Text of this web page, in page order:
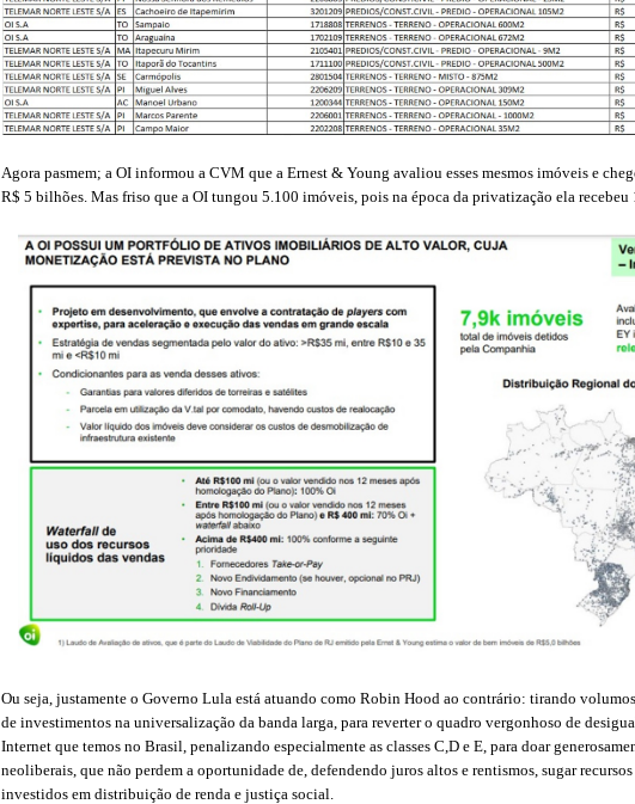
Agora pasmem; a OI informou a CVM que a Ernest & Young avaliou esses mesmos imóveis e
R$ 5 bilhões. Mas friso que a OI tungou 5.100 imóveis, pois na época da privatização ela recebeu
Ou seja, justamente o Governo Lula está atuando como Robin Hood ao contrário: tirando
de investimentos na universalização da banda larga, para reverter o quadro vergonhoso de
Internet que temos no Brasil, penalizando especialmente as classes C,D e E, para doar
neoliberais, que não perdem a oportunidade de, defendendo juros altos e rentismos, sugar
investidos em distribuição de renda e justiça social.